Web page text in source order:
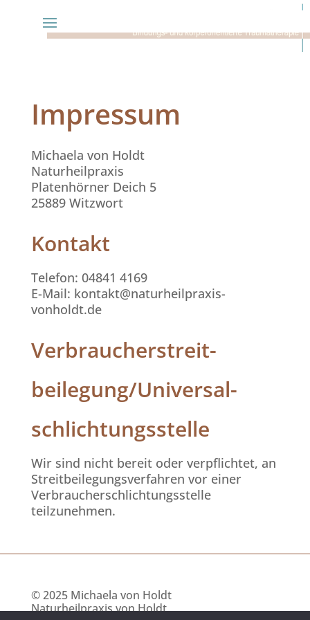
Impressum
Michaela von Holdt
Naturheilpraxis
Platenhörner Deich 5
25889 Witzwort
Kontakt
Telefon: 04841 4169
E-Mail: kontakt@naturheilpraxis-
vonholdt.de
Verbraucher­streit­
beilegung/Universal­
schlichtungs­stelle
Wir sind nicht bereit oder verpflichtet, an
Streitbeilegungsverfahren vor einer
Verbraucherschlichtungsstelle
teilzunehmen.
© 2025 Michaela von Holdt
Naturheilpraxis von Holdt